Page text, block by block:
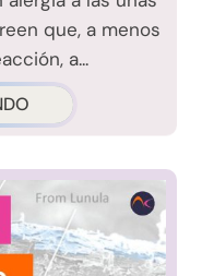
que, a menos
a...